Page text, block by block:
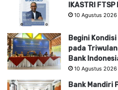
IKASTRI
10 Agustus 2026
Begini
pada
Bank
10 Agustus 2026
Bank Mandiri